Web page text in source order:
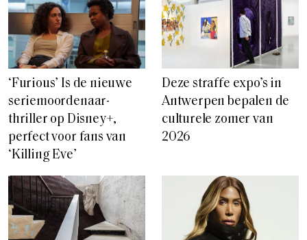
‘Furious’ Is de nieuwe
seriemoordenaar-
thriller op Disney+,
perfect voor fans van
‘Killing Eve’
Deze straffe expo’s in
Antwerpen bepalen de
culturele zomer van
2026